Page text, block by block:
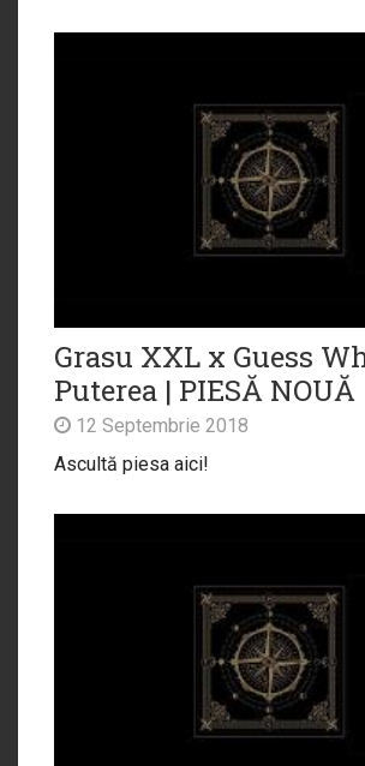
Grasu XXL x Guess
Puterea | PIESĂ NOUĂ
12 Septembrie 2018
Ascultă piesa aici!